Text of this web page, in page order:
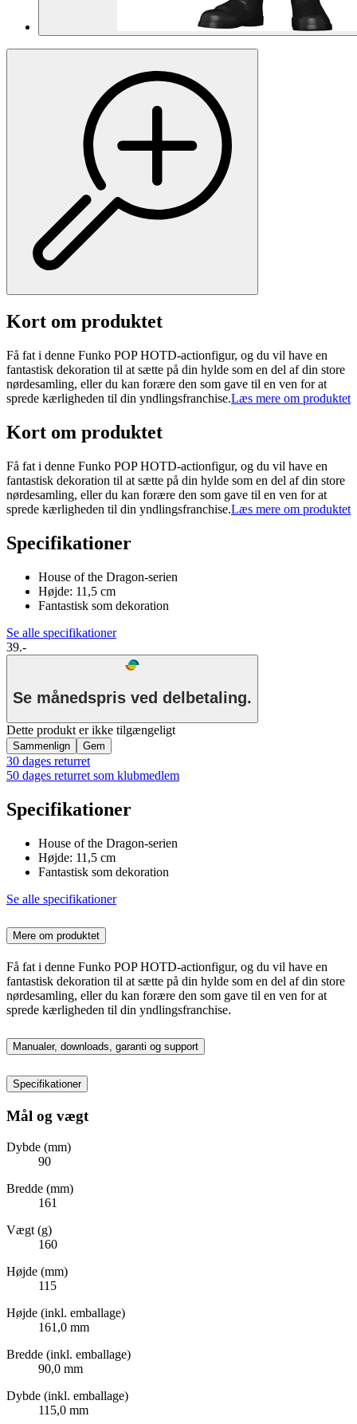
Kort om produktet
Få fat i denne Funko POP HOTD-actionfigur, og du vil have en
fantastisk dekoration til at sætte på din hylde som en del af din store
nørdesamling, eller du kan forære den som gave til en ven for at
sprede kærligheden til din yndlingsfranchise.Læs mere om produktet
Kort om produktet
Få fat i denne Funko POP HOTD-actionfigur, og du vil have en
fantastisk dekoration til at sætte på din hylde som en del af din store
nørdesamling, eller du kan forære den som gave til en ven for at
sprede kærligheden til din yndlingsfranchise.Læs mere om produktet
Specifikationer
House of the Dragon-serien
Højde: 11,5 cm
Fantastisk som dekoration
Se alle specifikationer
39.-
Se månedspris ved delbetaling.
Dette produkt er ikke tilgængeligt
Sammenlign Gem
30 dages returret
50 dages returret som klubmedlem
Specifikationer
House of the Dragon-serien
Højde: 11,5 cm
Fantastisk som dekoration
Se alle specifikationer
Mere om produktet
Få fat i denne Funko POP HOTD-actionfigur, og du vil have en
fantastisk dekoration til at sætte på din hylde som en del af din store
nørdesamling, eller du kan forære den som gave til en ven for at
sprede kærligheden til din yndlingsfranchise.
Manualer, downloads, garanti og support
Specifikationer
Mål og vægt
Dybde (mm)
90
Bredde (mm)
161
Vægt (g)
160
Højde (mm)
115
Højde (inkl. emballage)
161,0 mm
Bredde (inkl. emballage)
90,0 mm
Dybde (inkl. emballage)
115,0 mm